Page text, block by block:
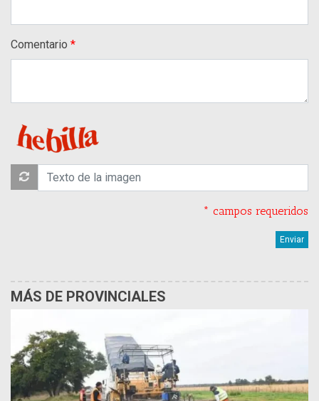
Comentario
* campos requeridos
MÁS DE PROVINCIALES